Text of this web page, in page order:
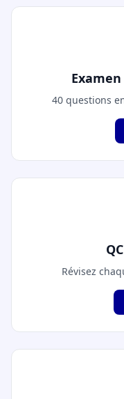
40 questions
Révisez